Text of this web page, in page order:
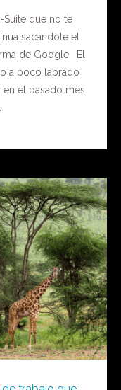
Suite que no te
sacándole el
de Google. El
a poco labrado
el pasado mes